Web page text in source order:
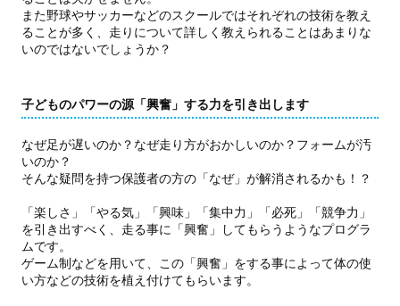
また野球やサッカーなどのスクールではそれぞれの技術を教え
ることが多く、走りについて詳しく教えられることはあまりな
いのではないでしょうか？
子どものパワーの源「興奮」する力を引き出します
なぜ足が遅いのか？なぜ走り方がおかしいのか？フォームが汚
いのか？
そんな疑問を持つ保護者の方の「なぜ」が解消されるかも！？
「楽しさ」「やる気」「興味」「集中力」「必死」「競争力」
を引き出すべく、走る事に「興奮」してもらうようなプログラ
ムです。
ゲーム制などを用いて、この「興奮」をする事によって体の使
い方などの技術を植え付けてもらいます。